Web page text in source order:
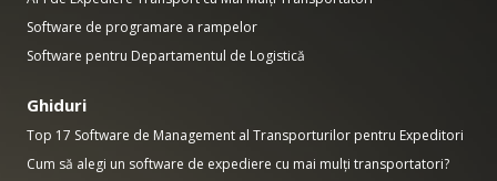
Software de programare a rampelor
Software pentru Departamentul de Logistică
Ghiduri
Top 17 Software de Management al Transporturilor pentru Expeditori
Cum să alegi un software de expediere cu mai mulți transportatori?